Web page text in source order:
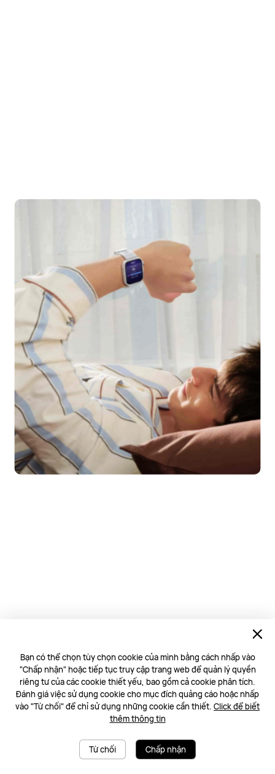
Bạn có thể chọn tùy chọn cookie của mình bằng cách nhấp vào
"Chấp nhận" hoặc tiếp tục truy cập trang web để quản lý quyền
riêng tư của các cookie thiết yếu, bao gồm cả cookie phân tích.
Đánh giá việc sử dụng cookie cho mục đích quảng cáo hoặc nhấp
vào "Từ chối" để chỉ sử dụng những cookie cần thiết. Click để biết
thêm thông tin
Từ chối Chấp nhận